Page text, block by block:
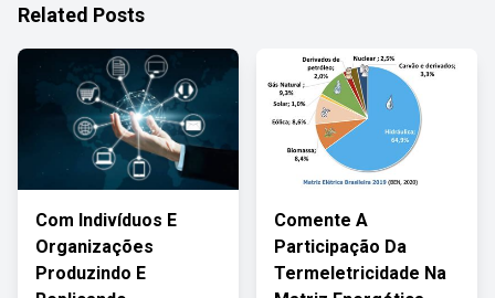
Related Posts
Com Indivíduos E
Organizações
Produzindo E
Comente A
Participação Da
Termeletricidade Na